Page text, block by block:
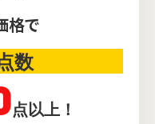
格で
数
点以上！